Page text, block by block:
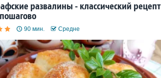
развалины - классический рецепт
90 мин. Средне